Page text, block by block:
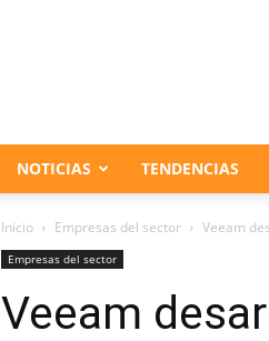
NOTICIAS TENDENCIAS
Inicio Empresas del sector Veeam
Empresas del sector
Veeam